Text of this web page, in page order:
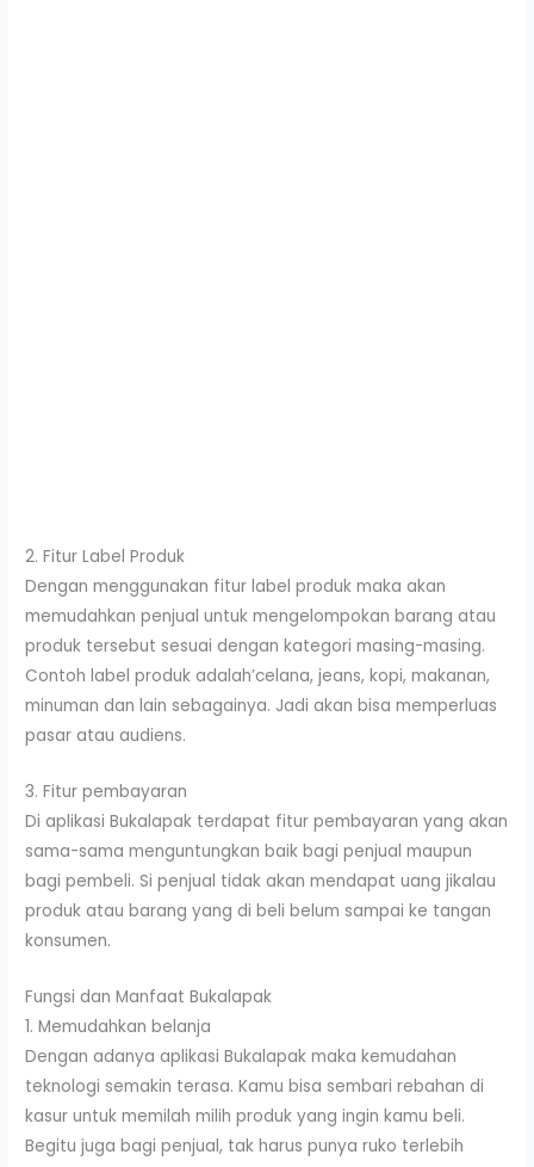
2. Fitur Label Produk
Dengan menggunakan fitur label produk maka akan
memudahkan penjual untuk mengelompokan barang atau
produk tersebut sesuai dengan kategori masing-masing.
Contoh label produk adalah’celana, jeans, kopi, makanan,
minuman dan lain sebagainya. Jadi akan bisa memperluas
pasar atau audiens.
3. Fitur pembayaran
Di aplikasi Bukalapak terdapat fitur pembayaran yang akan
sama-sama menguntungkan baik bagi penjual maupun
bagi pembeli. Si penjual tidak akan mendapat uang jikalau
produk atau barang yang di beli belum sampai ke tangan
konsumen.
Fungsi dan Manfaat Bukalapak
1. Memudahkan belanja
Dengan adanya aplikasi Bukalapak maka kemudahan
teknologi semakin terasa. Kamu bisa sembari rebahan di
kasur untuk memilah milih produk yang ingin kamu beli.
Begitu juga bagi penjual, tak harus punya ruko terlebih